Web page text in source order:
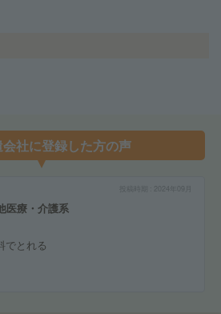
会社に登録した方の声
2024年09月
医療・介護系
でとれる